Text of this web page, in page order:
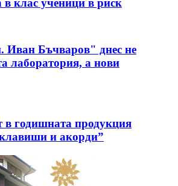
клас ученици в риск
Иван Бъчваров" днес не
лаборатория, а нови
в годишната продукция
и акорди”